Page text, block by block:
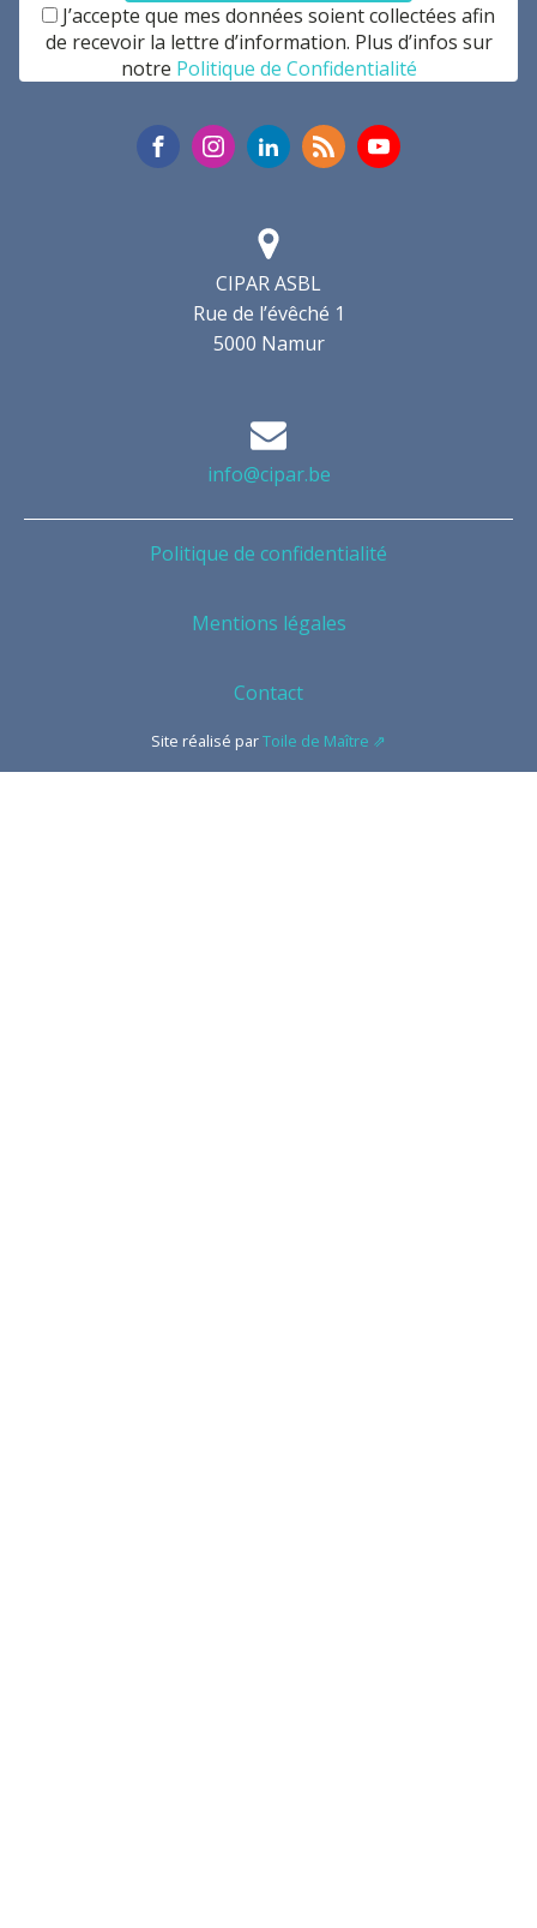
CIPAR ASBL
Rue de l’évêché 1
5000 Namur
info@cipar.be
Politique de confidentialité
Mentions légales
Contact
J’accepte que mes données soient collectées afin
de recevoir la lettre d’information. Plus d’infos sur
notre Politique de Confidentialité
Site réalisé parToile de Maître ⇗